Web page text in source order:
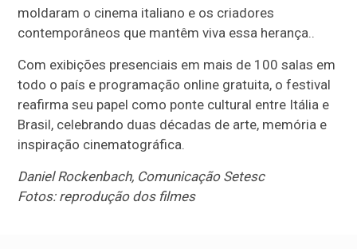
moldaram o cinema italiano e os criadores
contemporâneos que mantêm viva essa herança..
Com exibições presenciais em mais de 100 salas em
todo o país e programação online gratuita, o festival
reafirma seu papel como ponte cultural entre Itália e
Brasil, celebrando duas décadas de arte, memória e
inspiração cinematográfica.
Daniel Rockenbach, Comunicação Setesc
Fotos: reprodução dos filmes